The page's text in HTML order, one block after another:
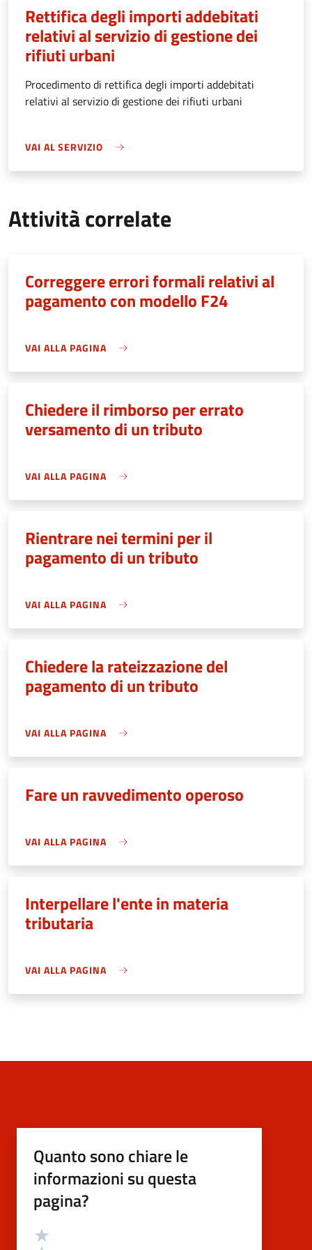
Rettifica degli importi addebitati
relativi al servizio di gestione dei
rifiuti urbani
Procedimento di rettifica degli importi addebitati
relativi al servizio di gestione dei rifiuti urbani
VAI AL SERVIZIO
Attività correlate
Correggere errori formali relativi al
pagamento con modello F24
VAI ALLA PAGINA
Chiedere il rimborso per errato
versamento di un tributo
VAI ALLA PAGINA
Rientrare nei termini per il
pagamento di un tributo
VAI ALLA PAGINA
Chiedere la rateizzazione del
pagamento di un tributo
VAI ALLA PAGINA
Fare un ravvedimento operoso
VAI ALLA PAGINA
Interpellare l'ente in materia
tributaria
VAI ALLA PAGINA
Quanto sono chiare le
informazioni su questa
pagina?
Valutazione